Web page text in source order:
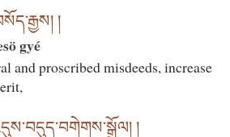
།
gyé
and proscribed misdeeds, increase
།